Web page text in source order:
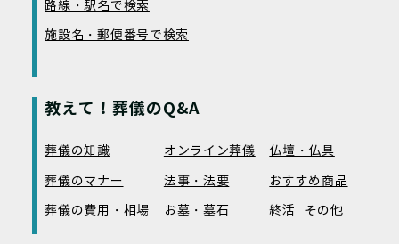
路線・駅名で検索
施設名・郵便番号で検索
教えて！葬儀のQ&A
葬儀の知識 オンライン葬儀
仏壇・仏具
葬儀のマナー
法事・法要
おすすめ商品
葬儀の費用・相場
お墓・墓石 終活 その他